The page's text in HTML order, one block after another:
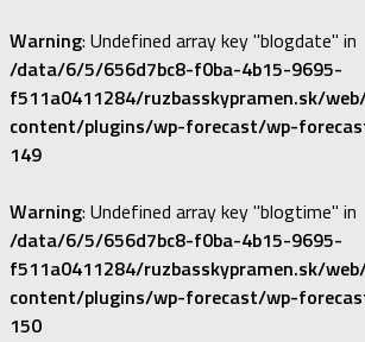
Warning: Undefined array key "blogdate" in
/data/6/5/656d7bc8-f0ba-4b15-9695-
f511a0411284/ruzbasskypramen.sk/
content/plugins/wp-forecast/wp-
149
Warning: Undefined array key "blogtime" in
/data/6/5/656d7bc8-f0ba-4b15-9695-
f511a0411284/ruzbasskypramen.sk/
content/plugins/wp-forecast/wp-
150